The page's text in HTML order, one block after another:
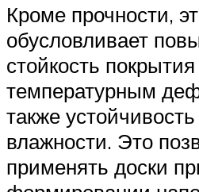
Кроме прочности,
обусловливает
стойкость покрытия
температурным
также
влажности. Это
применять доски